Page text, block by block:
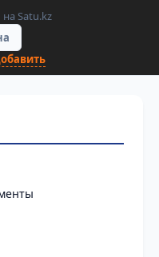
Satu.kz